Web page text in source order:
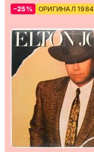
–25% ОРИГИНАЛ 1984